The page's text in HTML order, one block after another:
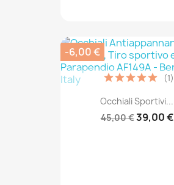
Occhiali Sportivi...
45,00 €39,00 €
(1)
-6,00 €